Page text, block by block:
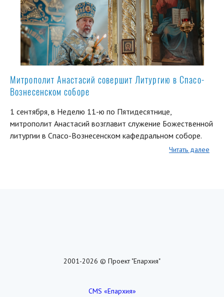
Митрополит Анастасий совершит Литургию в Спасо-
Вознесенском соборе
1 сентября, в Неделю 11-ю по Пятидесятнице,
митрополит Анастасий возглавит служение Божественной
литургии в Спасо-Вознесенском кафедральном соборе.
Читать далее
2001-2026 © Проект "Епархия"
CMS «Епархия»